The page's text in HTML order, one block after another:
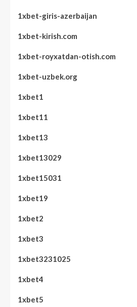
1xbet-giris-azerbaijan
1xbet-kirish.com
1xbet-royxatdan-otish.com
1xbet-uzbek.org
1xbet1
1xbet11
1xbet13
1xbet13029
1xbet15031
1xbet19
1xbet2
1xbet3
1xbet3231025
1xbet4
1xbet5